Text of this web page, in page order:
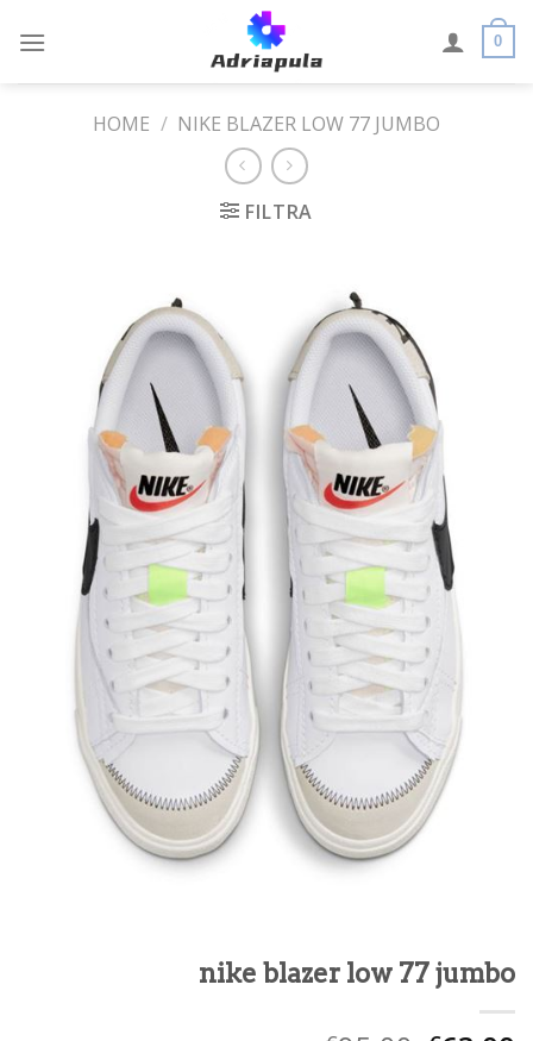
0
HOME / NIKE BLAZER LOW 77 JUMBO
FILTRA
nike blazer low 77 jumbo